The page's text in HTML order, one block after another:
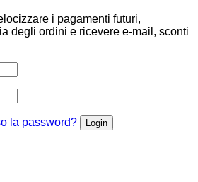
i pagamenti futuri,
degli ordini e ricevere e-mail, sconti
la password?